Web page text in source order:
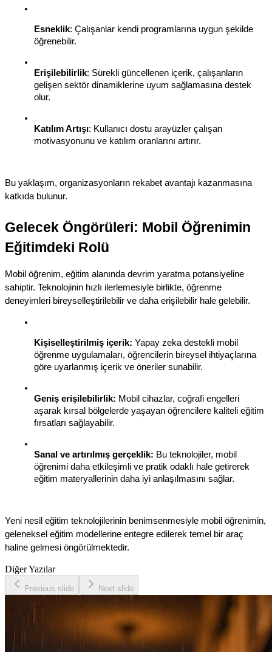
Esneklik: Çalışanlar kendi programlarına uygun şekilde
öğrenebilir.
Erişilebilirlik: Sürekli güncellenen içerik, çalışanların
gelişen sektör dinamiklerine uyum sağlamasına destek
olur.
Katılım Artışı: Kullanıcı dostu arayüzler çalışan
motivasyonunu ve katılım oranlarını artırır.
Bu yaklaşım, organizasyonların rekabet avantajı kazanmasına
katkıda bulunur.
Gelecek Öngörüleri: Mobil Öğrenimin
Eğitimdeki Rolü
Mobil öğrenim, eğitim alanında devrim yaratma potansiyeline
sahiptir. Teknolojinin hızlı ilerlemesiyle birlikte, öğrenme
deneyimleri bireyselleştirilebilir ve daha erişilebilir hale gelebilir.
Kişiselleştirilmiş içerik: Yapay zeka destekli mobil
öğrenme uygulamaları, öğrencilerin bireysel ihtiyaçlarına
göre uyarlanmış içerik ve öneriler sunabilir.
Geniş erişilebilirlik: Mobil cihazlar, coğrafi engelleri
aşarak kırsal bölgelerde yaşayan öğrencilere kaliteli eğitim
fırsatları sağlayabilir.
Sanal ve artırılmış gerçeklik: Bu teknolojiler, mobil
öğrenimi daha etkileşimli ve pratik odaklı hale getirerek
eğitim materyallerinin daha iyi anlaşılmasını sağlar.
Yeni nesil eğitim teknolojilerinin benimsenmesiyle mobil öğrenimin,
geleneksel eğitim modellerine entegre edilerek temel bir araç
haline gelmesi öngörülmektedir.
Diğer Yazılar
Previous slide Next slide